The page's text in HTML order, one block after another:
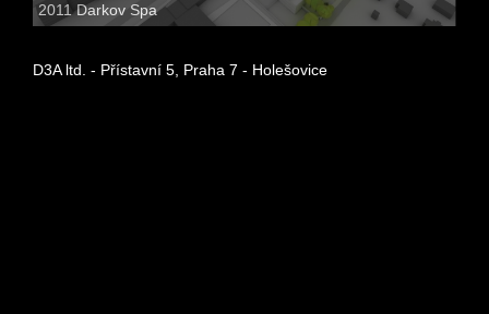
2011 Darkov Spa
D3A ltd. - Přístavní 5, Praha 7 - Holešovice